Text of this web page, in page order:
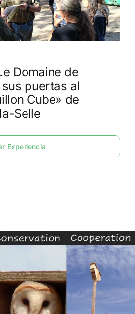
Domaine de
puertas al
Cube» de
Selle
Experiencia